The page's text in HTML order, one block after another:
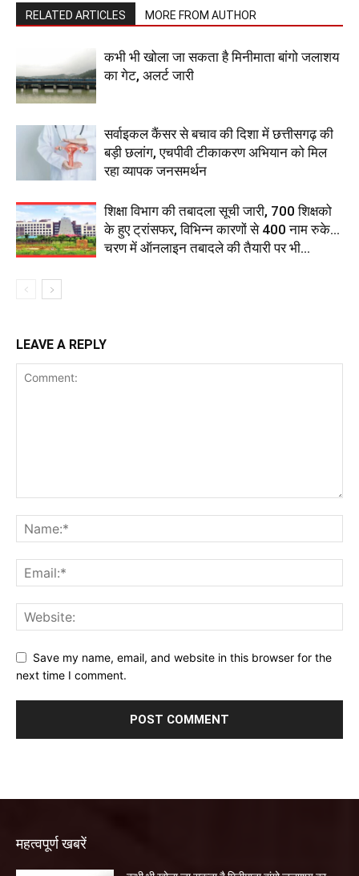
RELATED ARTICLES MORE FROM AUTHOR
कभी भी खोला जा सकता है मिनीमाता बांगो जलाशय
का गेट, अलर्ट जारी
सर्वाइकल कैंसर से बचाव की दिशा में छत्तीसगढ़ की
बड़ी छलांग, एचपीवी टीकाकरण अभियान को मिल
रहा व्यापक जनसमर्थन
शिक्षा विभाग की तबादला सूची जारी, 700 शिक्षको
के हुए ट्रांसफर, विभिन्न कारणों से 400 नाम रुके…
चरण में ऑनलाइन तबादले की तैयारी पर भी...
LEAVE A REPLY
Save my name, email, and website in this browser for the
next time I comment.
महत्वपूर्ण खबरें